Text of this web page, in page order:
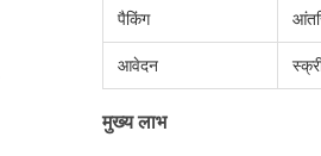
पैकिंग
आवेदन
मुख्य लाभ